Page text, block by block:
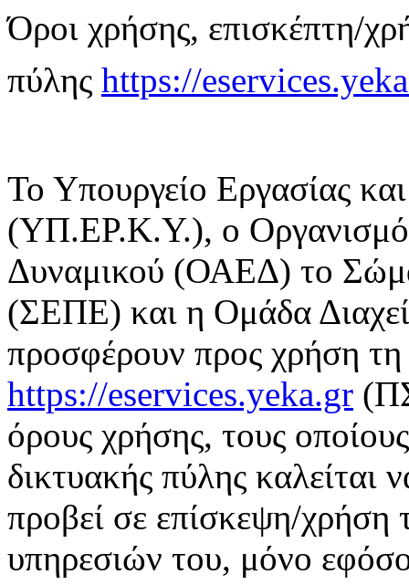
Όροι χρήσης, επισκέπτη/
πύλης https://
Το Υπουργείο Εργασίας
(ΥΠ.ΕΡ.Κ.Υ.), ο
Δυναμικού (ΟΑΕΔ) το
(ΣΕΠΕ) και η Ομάδα
προσφέρουν προς χρήση τη
https://eservices.yeka.gr
όρους χρήσης, τους
δικτυακής πύλης καλείται
προβεί σε επίσκεψη/χρήση
υπηρεσιών του, μόνο